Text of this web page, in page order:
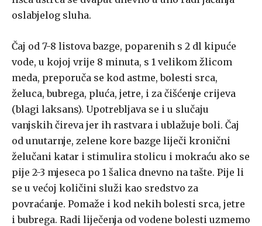
oslabjelog sluha.
Čaj od 7-8 listova bazge, poparenih s 2 dl kipuće
vode, u kojoj vrije 8 minuta, s 1 velikom žlicom
meda, preporuča se kod astme, bolesti srca,
želuca, bubrega, pluća, jetre, i za čišćenje crijeva
(blagi laksans). Upotrebljava se i u slučaju
vanjskih čireva jer ih rastvara i ublažuje boli. Čaj
od unutarnje, zelene kore bazge liječi kronični
želučani katar i stimulira stolicu i mokraću ako se
pije 2-3 mjeseca po 1 šalica dnevno na tašte. Pije li
se u većoj količini služi kao sredstvo za
povraćanje. Pomaže i kod nekih bolesti srca, jetre
i bubrega. Radi liječenja od vodene bolesti uzmemo